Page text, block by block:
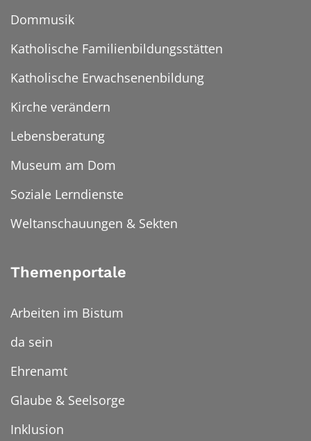
Dommusik
Katholische Familienbildungsstätten
Katholische Erwachsenenbildung
Kirche verändern
Lebensberatung
Museum am Dom
Soziale Lerndienste
Weltanschauungen & Sekten
Themenportale
Arbeiten im Bistum
da sein
Ehrenamt
Glaube & Seelsorge
Inklusion